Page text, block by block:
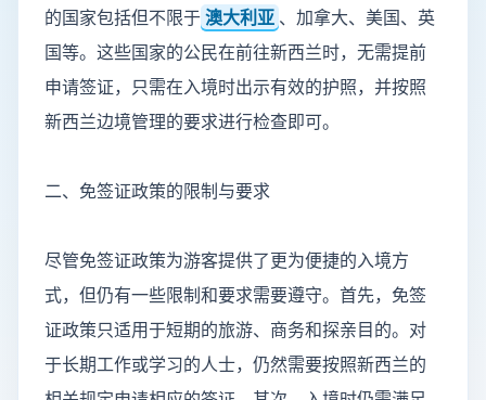
的国家包括但不限于澳大利亚 、加拿大、美国、英
国等。这些国家的公民在前往新西兰时，无需提前
申请签证，只需在入境时出示有效的护照，并按照
新西兰边境管理的要求进行检查即可。
二、免签证政策的限制与要求
尽管免签证政策为游客提供了更为便捷的入境方
式，但仍有一些限制和要求需要遵守。首先，免签
证政策只适用于短期的旅游、商务和探亲目的。对
于长期工作或学习的人士，仍然需要按照新西兰的